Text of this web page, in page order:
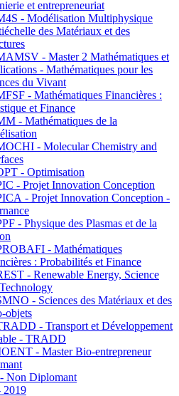
et entrepreneuriat
- Modélisation Multiphysique
des Matériaux et des
- Master 2 Mathématiques et
- Mathématiques pour les
du Vivant
- Mathématiques Financières :
et Finance
- Mathématiques de la
- Molecular Chemistry and
- Optimisation
- Projet Innovation Conception
- Projet Innovation Conception -
- Physique des Plasmas et de la
- Mathématiques
: Probabilités et Finance
- Renewable Energy, Science
- Sciences des Matériaux et des
objets
- Transport et Développement
- TRADD
- Master Bio-entrepreneur
Non Diplomant
2019